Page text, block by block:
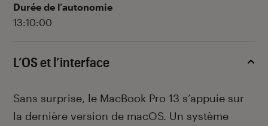
Durée de l’autonomie
13:10:00
L’OS et l’interface
Sans surprise, le MacBook Pro 13 s’appuie sur
la dernière version de macOS. Un système